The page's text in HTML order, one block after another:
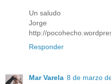
Un saludo
Jorge
http://
Responder
Mar Varela 8 de marzo